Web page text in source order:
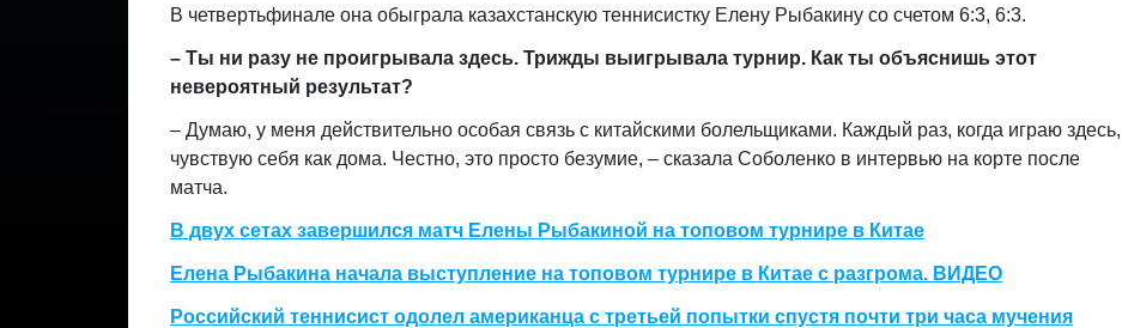
В четвертьфинале она обыграла казахстанскую теннисистку Елену Рыбакину со счетом 6:3, 6:3.
– Ты ни разу не проигрывала здесь. Трижды выигрывала турнир. Как ты объяснишь этот
невероятный результат?
– Думаю, у меня действительно особая связь с китайскими болельщиками. Каждый раз, когда играю здесь,
чувствую себя как дома. Честно, это просто безумие, – сказала Соболенко в интервью на корте после
матча.
В двух сетах завершился матч Елены Рыбакиной на топовом турнире в Китае
Елена Рыбакина начала выступление на топовом турнире в Китае с разгрома. ВИДЕО
Российский теннисист одолел американца с третьей попытки спустя почти три часа мучения